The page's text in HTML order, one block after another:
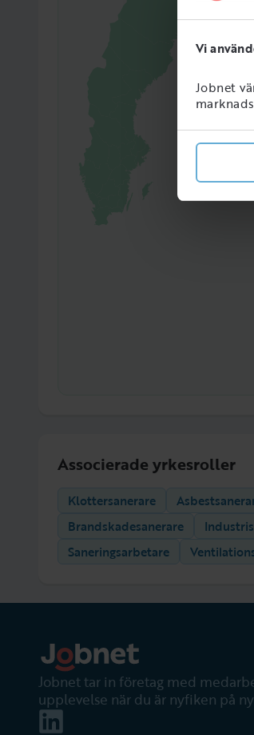
Vi
Jobnet
Associerade yrkesroller
Klottersanerare
Brandskadesanerare
Saneringsarbetare
Jobnet tar in företag med
upplevelse när du är nyfiken på